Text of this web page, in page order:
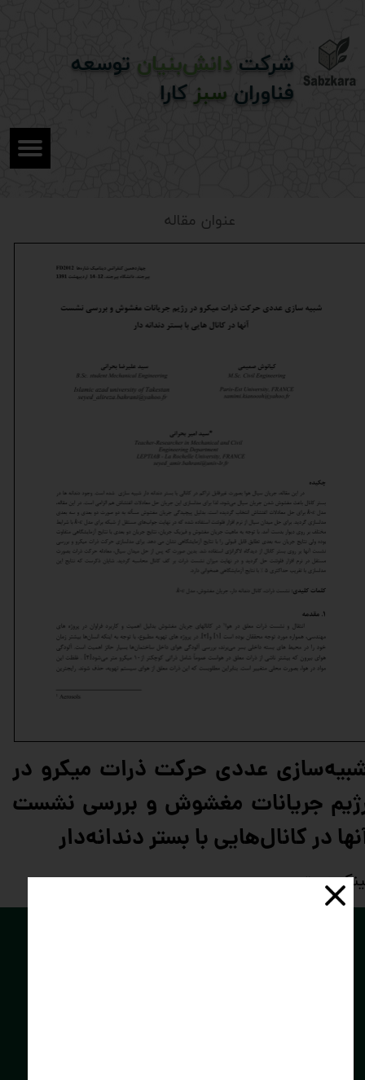
شرکت دانش‌بنیان توسعه
فناوران سبزکارا
عددی حرکت ذرات میکرو در
جریانات مغشوش و بررسی نشست
در کانال‌هایی با بستر دندانه‌دار
عنوان مقاله
دسترسی: